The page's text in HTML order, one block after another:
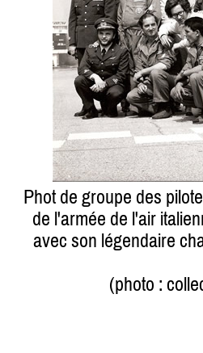
Phot de groupe des
de l'armée de l'air
avec son légendaire
(photo :